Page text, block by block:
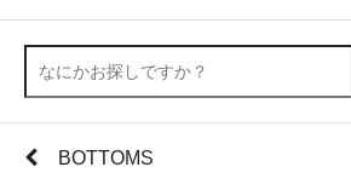
BOTTOMS